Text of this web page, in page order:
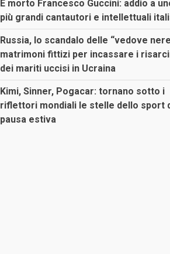
È morto Francesco Guccini: addio a
più grandi cantautori e intellettuali
Russia, lo scandalo delle “vedove
matrimoni fittizi per incassare i
dei mariti uccisi in Ucraina
Kimi, Sinner, Pogacar: tornano sotto i
riflettori mondiali le stelle dello sport
pausa estiva